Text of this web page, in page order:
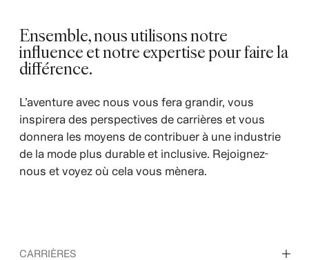
Ensemble, nous utilisons notre
influence et notre expertise pour faire la
différence.
L’aventure avec nous vous fera grandir, vous
inspirera des perspectives de carrières et vous
donnera les moyens de contribuer à une industrie
de la mode plus durable et inclusive. Rejoignez-
nous et voyez où cela vous mènera.
CARRIÈRES